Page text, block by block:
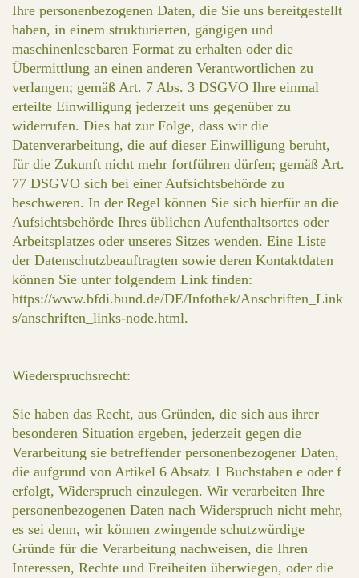
Ihre personenbezogenen Daten, die Sie uns bereitgestellt
haben, in einem strukturierten, gängigen und
maschinenlesebaren Format zu erhalten oder die
Übermittlung an einen anderen Verantwortlichen zu
verlangen; gemäß Art. 7 Abs. 3 DSGVO Ihre einmal
erteilte Einwilligung jederzeit uns gegenüber zu
widerrufen. Dies hat zur Folge, dass wir die
Datenverarbeitung, die auf dieser Einwilligung beruht,
für die Zukunft nicht mehr fortführen dürfen; gemäß Art.
77 DSGVO sich bei einer Aufsichtsbehörde zu
beschweren. In der Regel können Sie sich hierfür an die
Aufsichtsbehörde Ihres üblichen Aufenthaltsortes oder
Arbeitsplatzes oder unseres Sitzes wenden. Eine Liste
der Datenschutzbeauftragten sowie deren Kontaktdaten
können Sie unter folgendem Link finden:
https://www.bfdi.bund.de/DE/Infothek/Anschriften_Link
s/anschriften_links-node.html.
Wiederspruchsrecht:
Sie haben das Recht, aus Gründen, die sich aus ihrer
besonderen Situation ergeben, jederzeit gegen die
Verarbeitung sie betreffender personenbezogener Daten,
die aufgrund von Artikel 6 Absatz 1 Buchstaben e oder f
erfolgt, Widerspruch einzulegen. Wir verarbeiten Ihre
personenbezogenen Daten nach Widerspruch nicht mehr,
es sei denn, wir können zwingende schutzwürdige
Gründe für die Verarbeitung nachweisen, die Ihren
Interessen, Rechte und Freiheiten überwiegen, oder die